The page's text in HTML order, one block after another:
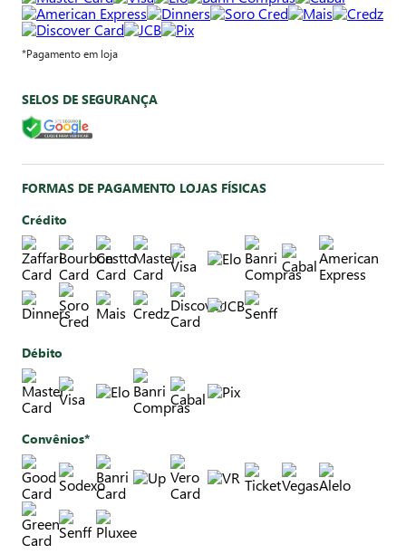
*Pagamento em loja
SELOS DE SEGURANÇA
FORMAS DE PAGAMENTO LOJAS FÍSICAS
Crédito
Débito
Convênios*